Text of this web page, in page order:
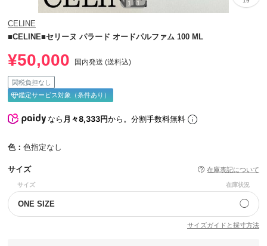
1 / 1
CELINE
■CELINE■セリーヌ パラード オードパルファム 100 ML
¥50,000 国内発送 (送料込)
関税負担なし
鑑定サービス対象（条件あり）
なら月々8,333円から。分割手数料無料
色： 色指定なし
サイズ 在庫表記について
サイズ 在庫状況
ONE SIZE ◯
サイズガイドと採寸方法